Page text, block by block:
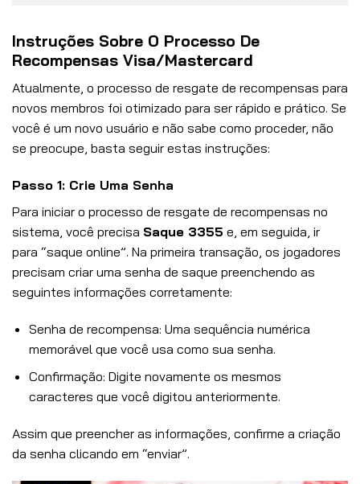
Instruções Sobre O Processo De
Recompensas Visa/Mastercard
Atualmente, o processo de resgate de recompensas para
novos membros foi otimizado para ser rápido e prático. Se
você é um novo usuário e não sabe como proceder, não
se preocupe, basta seguir estas instruções:
Passo 1: Crie Uma Senha
Para iniciar o processo de resgate de recompensas no
sistema, você precisa Saque 3355 e, em seguida, ir
para “saque online”. Na primeira transação, os jogadores
precisam criar uma senha de saque preenchendo as
seguintes informações corretamente:
Senha de recompensa: Uma sequência numérica
memorável que você usa como sua senha.
Confirmação: Digite novamente os mesmos
caracteres que você digitou anteriormente.
Assim que preencher as informações, confirme a criação
da senha clicando em “enviar”.